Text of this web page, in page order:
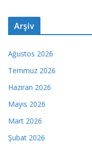
Arşiv
Ağustos 2026
Temmuz 2026
Haziran 2026
Mayıs 2026
Mart 2026
Şubat 2026